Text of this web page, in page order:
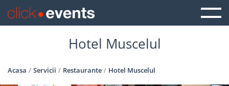
Hotel Muscelul
Acasa Servicii Restaurante Hotel Muscelul